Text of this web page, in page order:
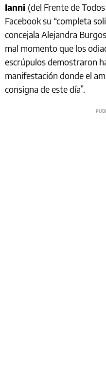
Ianni (del Frente de
Facebook su “completa
concejala Alejandra
mal momento que los
escrúpulos demostraron
manifestación donde el
consigna de este día”.